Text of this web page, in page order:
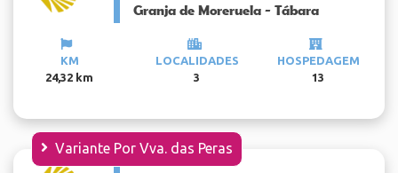
Granja de Moreruela - Tábara
KM
24,32 km
LOCALIDADES
3
HOSPEDAGEM
13
Variante Por Vva. das Peras